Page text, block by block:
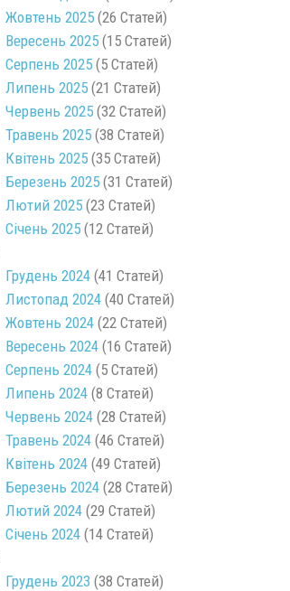
Жовтень 2025(26 Статей)
Вересень 2025(15 Статей)
Серпень 2025(5 Статей)
Липень 2025(21 Статей)
Червень 2025(32 Статей)
Травень 2025(38 Статей)
Квітень 2025(35 Статей)
Березень 2025(31 Статей)
Лютий 2025(23 Статей)
Січень 2025(12 Статей)
Грудень 2024(41 Статей)
Листопад 2024(40 Статей)
Жовтень 2024(22 Статей)
Вересень 2024(16 Статей)
Серпень 2024(5 Статей)
Липень 2024(8 Статей)
Червень 2024(28 Статей)
Травень 2024(46 Статей)
Квітень 2024(49 Статей)
Березень 2024(28 Статей)
Лютий 2024(29 Статей)
Січень 2024(14 Статей)
Грудень 2023 (38 Статей)